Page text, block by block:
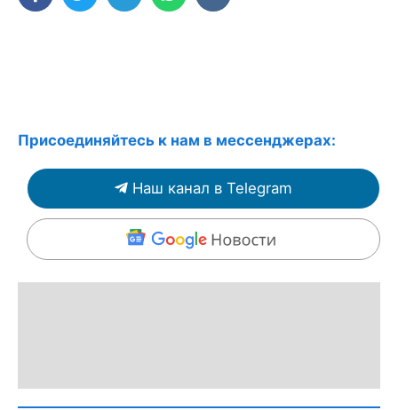
Присоединяйтесь к нам в мессенджерах:
Наш канал в Telegram